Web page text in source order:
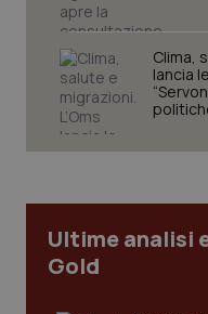
Clima,
lancia
Ultime analisi
Gold